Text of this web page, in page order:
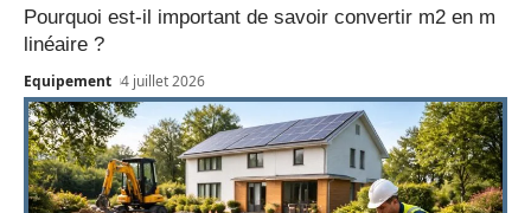
Pourquoi est-il important de savoir convertir m2 en m
linéaire ?
Equipement 4 juillet 2026